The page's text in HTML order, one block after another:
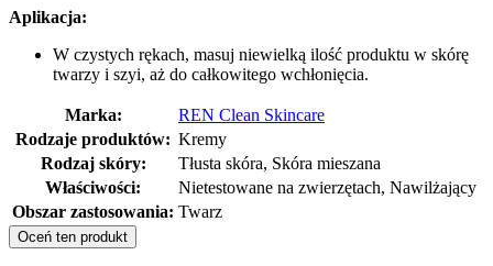
Aplikacja:
W czystych rękach, masuj niewielką ilość produktu w skórę
twarzy i szyi, aż do całkowitego wchłonięcia.
Marka:
REN Clean Skincare
Rodzaje produktów: Kremy
Rodzaj skóry:
Tłusta skóra, Skóra mieszana
Właściwości:
Nietestowane na zwierzętach, Nawilżający
Obszar zastosowania: Twarz
Oceń ten produkt